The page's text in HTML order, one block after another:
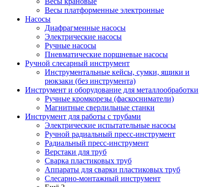
Весы платформенные электронные
Насосы
Диафрагменные насосы
Электрические насосы
Ручные насосы
Пневматические поршневые насосы
Ручной слесарный инструмент
Инструментальные кейсы, сумки, ящики и
рюкзаки (без инструмента)
Инструмент и оборудование для металлообработки
Ручные кромкорезы (фаскосниматели)
Магнитные сверлильные станки
Инструмент для работы с трубами
Электрические испытательные насосы
Ручной радиальный пресс-инструмент
Радиальный пресс-инструмент
Верстаки для труб
Сварка пластиковых труб
Аппараты для сварки пластиковых труб
Слесарно-монтажный инструмент